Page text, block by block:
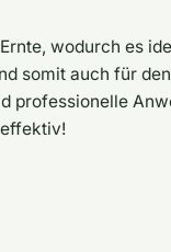
wodurch es
somit auch für
professionelle